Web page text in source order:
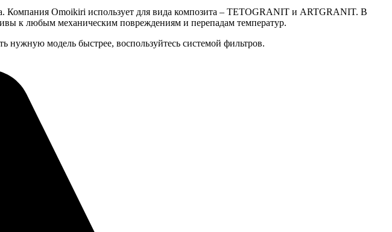
Компания Omoikiri использует для вида композита – TETOGRANIT и ARTGRANIT. В
к любым механическим повреждениям и перепадам температур.
нужную модель быстрее, воспользуйтесь системой фильтров.